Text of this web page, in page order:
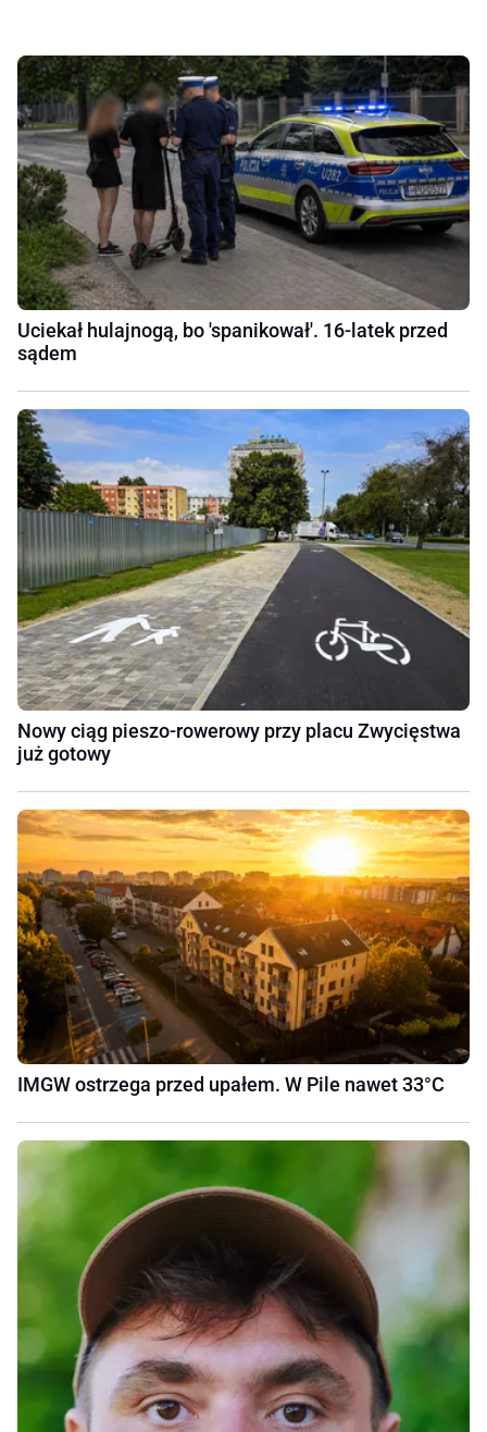
Uciekał hulajnogą, bo 'spanikował'. 16-latek przed
sądem
Nowy ciąg pieszo-rowerowy przy placu Zwycięstwa
już gotowy
IMGW ostrzega przed upałem. W Pile nawet 33°C